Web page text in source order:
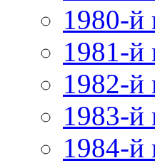
1980-й
1981-й
1982-й
1983-й
1984-й